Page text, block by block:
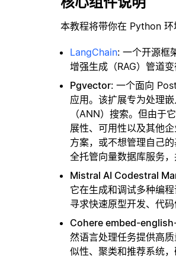
本教程将带你在 Python 环
LangChain: 一个开源框
增强生成（RAG）管道变
Pgvector: 一个面向
应用。该扩展专为处理
（ANN）搜索。但由于
展性、可用性以及其他
方案，或不想管理自己
全托管向量数据库服务
Mistral AI Codestral
它在生成和调试多种编
寻求快速原型开发、代
Cohere embed-
然语言处理任务提供高
似性、聚类和推荐系统，